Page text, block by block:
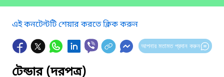
এই কনটেন্টটি শেয়ার করতে ক্লিক করুন
আপনার মতামত প্রদান করুন
টেন্ডার (দরপত্র)